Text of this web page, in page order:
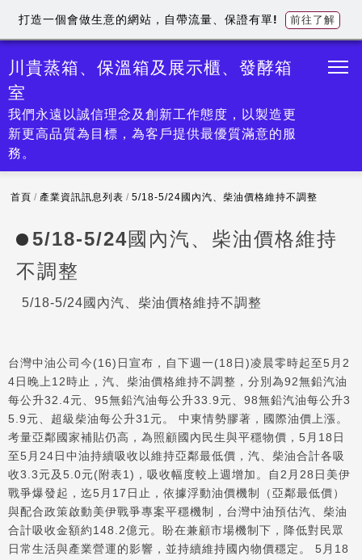
川貴蒸箱、保溫箱及展示櫃、發酵箱
室
我們永遠以誠信理念及創新工作態度，以製造更
新更高品質為目標，為客戶提供最優質滿意的服
務。
首頁 / 產業資訊訊息列表 / 5/18-5/24國內汽、柴油價格維持不調整
5/18-5/24國內汽、柴油價格維持
不調整
5/18-5/24國內汽、柴油價格維持不調整
台灣中油公司今(16)日宣布，自下週一(18日)凌晨零時起至5月2
4日晚上12時止，汽、柴油價格維持不調整，分別為92無鉛汽油
每公升32.4元、95無鉛汽油每公升33.9元、98無鉛汽油每公升3
5.9元、超級柴油每公升31元。 中東情勢膠著，國際油價上漲。
考量亞鄰國家補貼仍高，為照顧國內民生與平穩物價，5月18日
至5月24日中油持續吸收以維持亞鄰最低價，汽、柴油合計各吸
收3.3元及5.0元(附表1)，吸收幅度較上週增加。自2月28日美伊
戰爭爆發起，迄5月17日止，依據浮動油價機制（亞鄰最低價）
與配合政策啟動美伊戰爭專案平穩機制，台灣中油預估汽、柴油
合計吸收金額約148.2億元。盼在兼顧市場機制下，降低對民眾
日常生活與產業營運的影響，並持續維持國內物價穩定。 5月18
打造一個會做生意的網站，自帶流量、保證有單! 前往了解